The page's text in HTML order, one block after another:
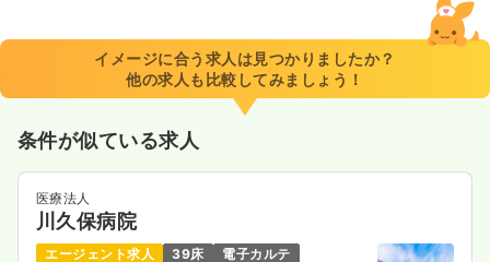
8:30～17:30（休憩60分）
4週8休以上
オンコールあり
ブランク可
イメージに合う求人は見つかりましたか？
他の求人も比較してみましょう！
条件が似ている求人
医療法人
川久保病院
エージェント求人 39床
電子カルテ